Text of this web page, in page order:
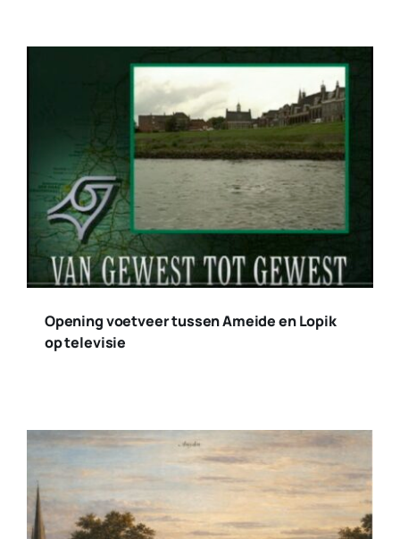
Opening voetveer tussen Ameide en Lopik
op televisie